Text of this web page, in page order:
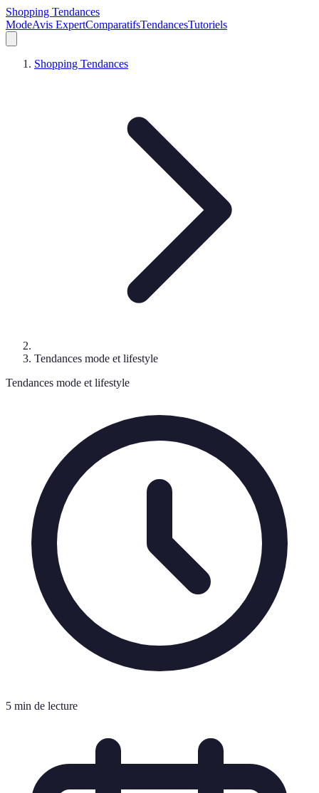
Shopping Tendances
ModeAvis ExpertComparatifsTendancesTutoriels
Shopping Tendances
Tendances mode et lifestyle
Tendances mode et lifestyle
5 min de lecture